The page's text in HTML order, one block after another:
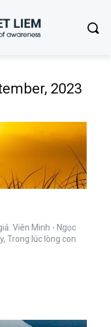
2023
Viên Minh - Ngọc